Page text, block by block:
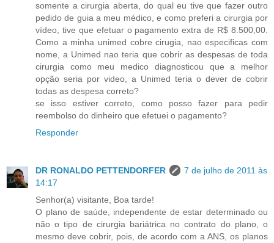
somente a cirurgia aberta, do qual eu tive que fazer outro
pedido de guia a meu médico, e como preferi a cirurgia por
vídeo, tive que efetuar o pagamento extra de R$ 8.500,00.
Como a minha unimed cobre cirugia, nao especificas com
nome, a Unimed nao teria que cobrir as despesas de toda
cirurgia como meu medico diagnosticou que a melhor
opção seria por video, a Unimed teria o dever de cobrir
todas as despesa correto?
se isso estiver correto, como posso fazer para pedir
reembolso do dinheiro que efetuei o pagamento?
Responder
DR RONALDO PETTENDORFER
7 de julho de 2011 às
14:17
Senhor(a) visitante, Boa tarde!
O plano de saúde, independente de estar determinado ou
não o tipo de cirurgia bariátrica no contrato do plano, o
mesmo deve cobrir, pois, de acordo com a ANS, os planos